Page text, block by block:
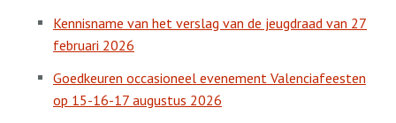
Kennisname van het verslag van de jeugdraad van 27
februari 2026
Goedkeuren occasioneel evenement Valenciafeesten
op 15-16-17 augustus 2026